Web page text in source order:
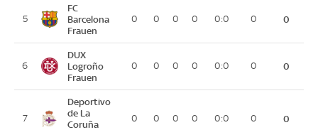
5
FC
Barcelona
Frauen
0 0 0 0 0:0 0 0
6
DUX
Logroño
Frauen
0 0 0 0 0:0 0 0
7
Deportivo
de La
Coruña
0 0 0 0 0:0 0 0